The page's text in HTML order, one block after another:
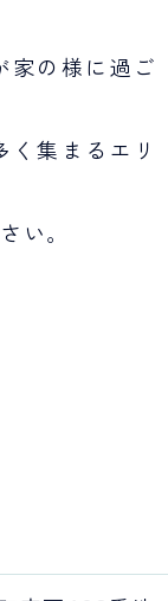
家の様に過ご
集まるエリ
い。